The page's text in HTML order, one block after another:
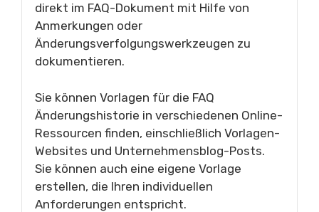
direkt im FAQ-Dokument mit Hilfe von
Anmerkungen oder
Änderungsverfolgungswerkzeugen zu
dokumentieren.
Sie können Vorlagen für die FAQ
Änderungshistorie in verschiedenen Online-
Ressourcen finden, einschließlich Vorlagen-
Websites und Unternehmensblog-Posts.
Sie können auch eine eigene Vorlage
erstellen, die Ihren individuellen
Anforderungen entspricht.